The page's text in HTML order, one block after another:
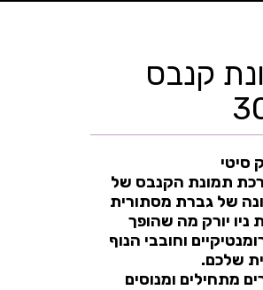
קנבס
סיטי
תמונת הקנבס של
של גברת מסתורית
יורק מה שהופך
וחובבי הנוף
שלכם.
מתחילים ומנוסים